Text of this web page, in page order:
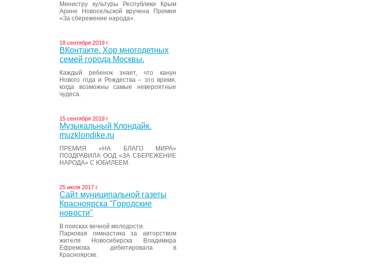
Министру культуры Республики Крым
Арине Новосельской вручена Премия
«За сбережение народа».
18 сентября 2019 г.
ВКонтакте. Хор многодетных
семей города Москвы.
Каждый ребенок знает, что канун
Нового года и Рождества – это время,
когда возможны самые невероятные
чудеса.
15 сентября 2019 г.
Музыкальный Клондайк.
muzklondike.ru
ПРЕМИЯ «НА БЛАГО МИРА»
ПОЗДРАВИЛА ООД «ЗА СБЕРЕЖЕНИЕ
НАРОДА» С ЮБИЛЕЕМ.
25 июля 2017 г.
Сайт муниципальной газеты
Красноярска "Городские
новости"
В поисках вечной молодости.
Парковая гимнастика за авторством
жителя Новосибирска Владимира
Ефремова дебютировала в
Красноярске.